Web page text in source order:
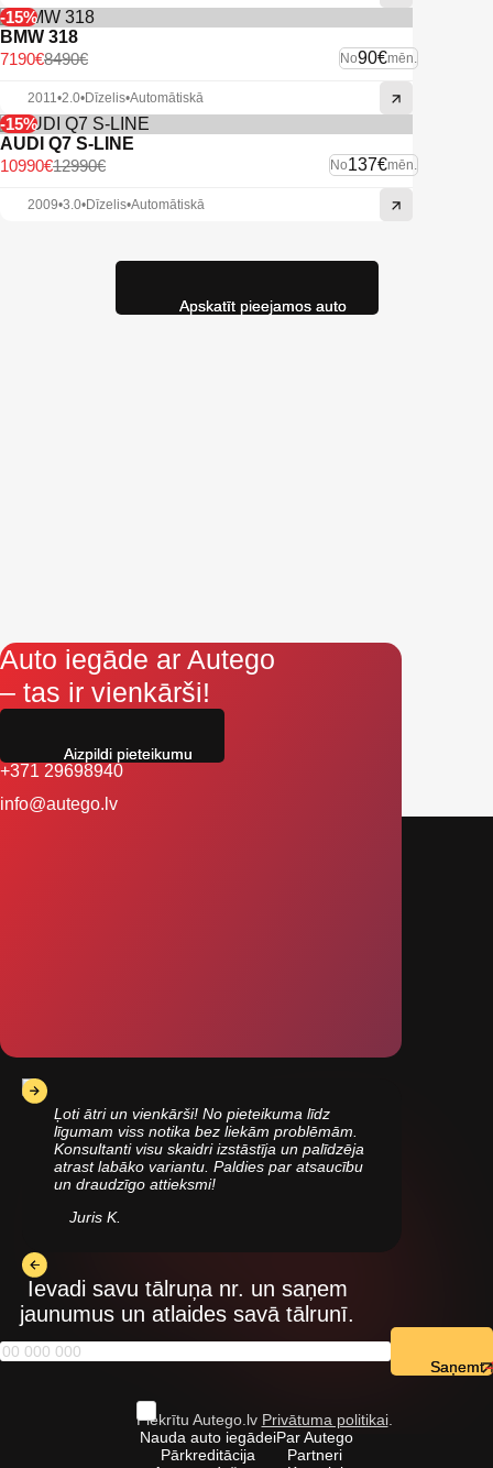
-15%
BMW 318
No90€mēn.
8490€
7190€
2011•2.0•Dīzelis•Automātiskā
-15%
AUDI Q7 S-LINE
No137€mēn.
12990€
10990€
2009•3.0•Dīzelis•Automātiskā
Auto iegāde ar Autego
– tas ir vienkārši!
+371 29698940
info@autego.lv
Ļoti ātri un vienkārši! No pieteikuma līdz
līgumam viss notika bez liekām problēmām.
Konsultanti visu skaidri izstāstīja un palīdzēja
atrast labāko variantu. Paldies par atsaucību
un draudzīgo attieksmi!
Juris K.
Ievadi savu tālruņa nr. un saņem
jaunumus un atlaides savā tālrunī.
Piekrītu Autego.lv Privātuma politikai.
Nauda auto iegādei
Pārkreditācija
Par Autego
Partneri